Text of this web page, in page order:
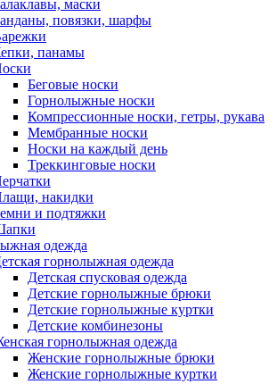
маски
повязки, шарфы
панамы
Беговые носки
Горнолыжные носки
Компрессионные носки, гетры, рукава
Мембранные носки
Носки на каждый день
Треккинговые носки
накидки
и подтяжки
одежда
горнолыжная одежда
Детская спусковая одежда
Детские горнолыжные брюки
Детские горнолыжные куртки
Детские комбинезоны
горнолыжная одежда
Женские горнолыжные брюки
Женские горнолыжные куртки